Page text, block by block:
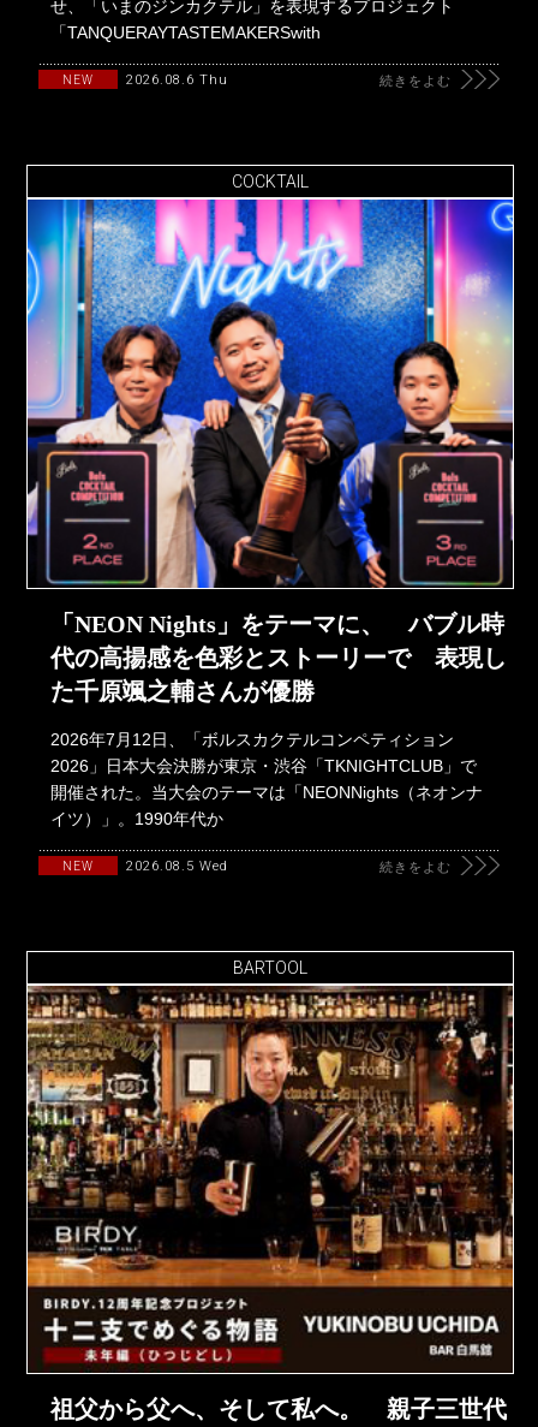
せ、「いまのジンカクテル」を表現するプロジェクト
「TANQUERAYTASTEMAKERSwith
NEW 2026.08.6 Thu 続きをよむ
COCKTAIL
「NEON Nights」をテーマに、 バブル時
代の高揚感を色彩とストーリーで 表現し
た千原颯之輔さんが優勝
2026年7月12日、「ボルスカクテルコンペティション
2026」日本大会決勝が東京・渋谷「TKNIGHTCLUB」で
開催された。当大会のテーマは「NEONNights（ネオンナ
イツ）」。1990年代か
NEW 2026.08.5 Wed 続きをよむ
BARTOOL
祖父から父へ、そして私へ。 親子三世代